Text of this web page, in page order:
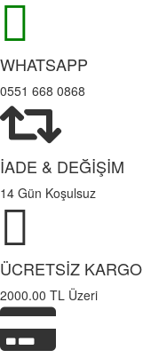
WHATSAPP
0551 668 0868
İADE & DEĞİŞİM
14 Gün Koşulsuz
ÜCRETSİZ KARGO
2000.00 TL Üzeri